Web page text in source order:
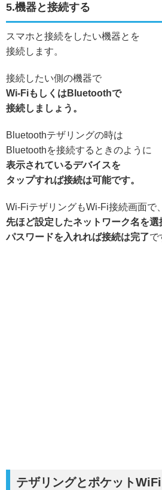
5.機器と接続する
スマホと接続をしたい機器とを
接続します。
接続したい側の機器で
Wi-FiもしくはBluetoothで
接続しましょう。
Bluetoothテザリングの時は
Bluetoothを接続するときのように
表示されているデバイスを
タップすれば接続は可能です。
Wi-FiテザリングもWi-Fi接続画面で、
先ほど設定したネットワーク名を選
パスワードを入れれば接続は完了で
テザリングとポケット